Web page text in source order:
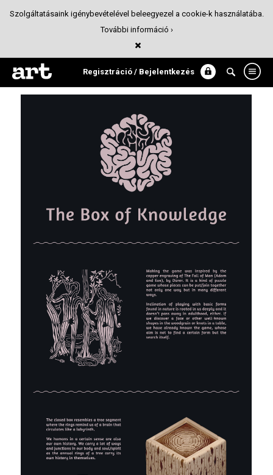
Regisztráció / Bejelentkezés
The Box of Knowledge art-toy
Játék design
Szolgáltatásaink igénybevételével beleegyezel a cookie-k használatába.
További információ ›